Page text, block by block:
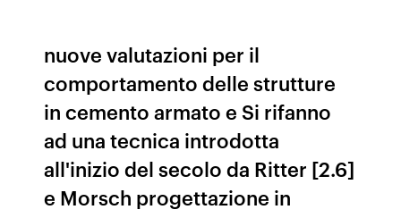
nuove valutazioni per il
comportamento delle strutture
in cemento armato e Si rifanno
ad una tecnica introdotta
all'inizio del secolo da Ritter [2.6]
e Morsch progettazione in